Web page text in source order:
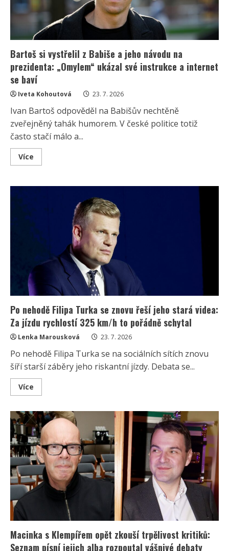
Bartoš si vystřelil z Babiše a jeho návodu na
prezidenta: „Omylem“ ukázal své instrukce a internet
se baví
Iveta Kohoutová 23. 7. 2026
Ivan Bartoš odpověděl na Babišův nechtěně
zveřejněný tahák humorem. V české politice totiž
často stačí málo a...
Více
more
si
jeho
na
prezidenta:
„Omylem“
ukázal
své
instrukce
internet
se
Po nehodě Filipa Turka se znovu řeší jeho stará videa:
Za jízdu rychlostí 325 km/h to pořádně schytal
Lenka Marousková 23. 7. 2026
Po nehodě Filipa Turka se na sociálních sítích znovu
šíří starší záběry jeho riskantní jízdy. Debata se...
Více
more
nehodě
Filipa
Turka
se
znovu
řeší
jeho
stará
videa:
Za
jízdu
rychlostí
pořádně
schytal
Macinka s Klempířem opět zkouší trpělivost kritiků:
Seznam písní jejich alba rozpoutal vášnivé debaty